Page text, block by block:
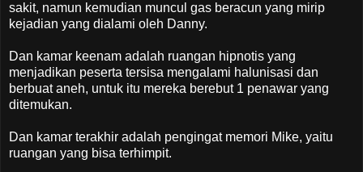
sakit, namun kemudian muncul gas beracun yang mirip
kejadian yang dialami oleh Danny.
Dan kamar keenam adalah ruangan hipnotis yang
menjadikan peserta tersisa mengalami halunisasi dan
berbuat aneh, untuk itu mereka berebut 1 penawar yang
ditemukan.
Dan kamar terakhir adalah pengingat memori Mike, yaitu
ruangan yang bisa terhimpit.